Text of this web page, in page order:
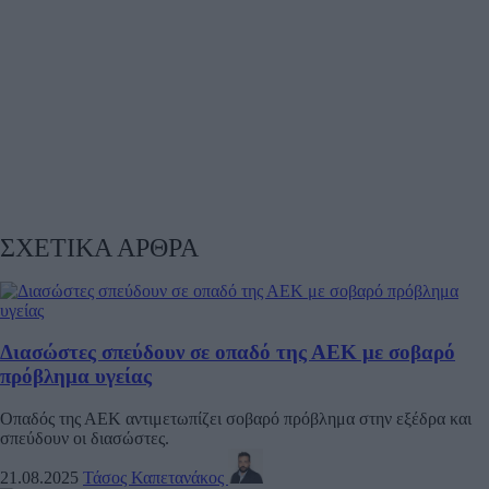
ΣΧΕΤΙΚΑ ΑΡΘΡΑ
Διασώστες σπεύδουν σε οπαδό της ΑΕΚ με σοβαρό
πρόβλημα υγείας
Οπαδός της ΑΕΚ αντιμετωπίζει σοβαρό πρόβλημα στην εξέδρα και
σπεύδουν οι διασώστες.
21.08.2025 Τάσος Καπετανάκος